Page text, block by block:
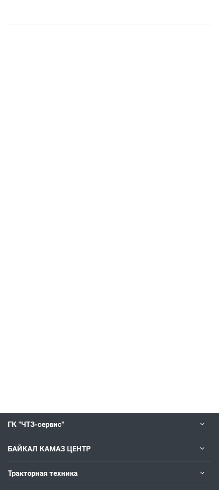
ГК "ЧТЗ-сервис"
БАЙКАЛ КАМАЗ ЦЕНТР
Тракторная техника